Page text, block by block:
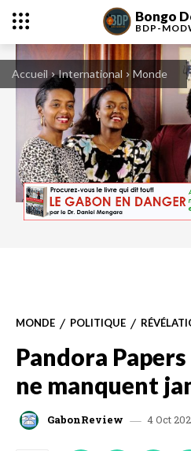
Bongo
BDP-
Accueil International Monde
Clan. Omar Bongo en 1989. Derrière lui,
de Jean Ping. © Bobby
MONDE POLITIQUE
Pandora
ne manquent
GabonReview 4 Oct